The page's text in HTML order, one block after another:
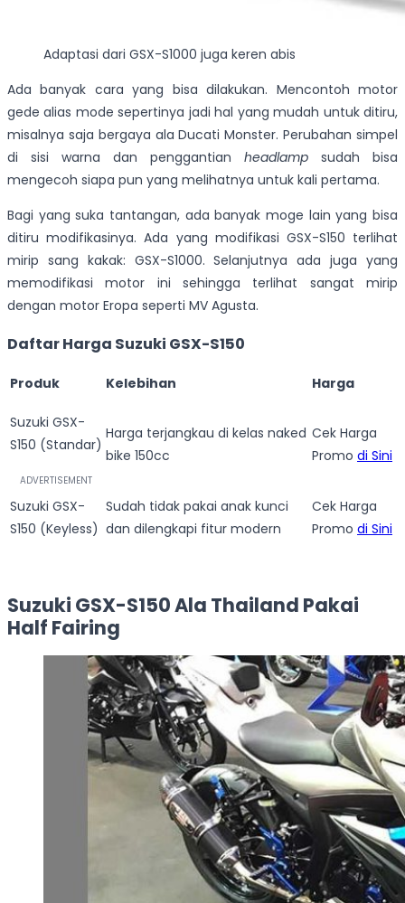
Adaptasi dari GSX-S1000 juga keren abis
Ada banyak cara yang bisa dilakukan. Mencontoh motor
gede alias mode sepertinya jadi hal yang mudah untuk ditiru,
misalnya saja bergaya ala Ducati Monster. Perubahan simpel
di sisi warna dan penggantian headlamp sudah bisa
mengecoh siapa pun yang melihatnya untuk kali pertama.
Bagi yang suka tantangan, ada banyak moge lain yang bisa
ditiru modifikasinya. Ada yang modifikasi GSX-S150 terlihat
mirip sang kakak: GSX-S1000. Selanjutnya ada juga yang
memodifikasi motor ini sehingga terlihat sangat mirip
dengan motor Eropa seperti MV Agusta.
Daftar Harga Suzuki GSX-S150
Produk Kelebihan Harga
Suzuki GSX-
S150 (Standar)
Harga terjangkau di kelas naked
bike 150cc
Cek Harga
Promo di Sini
Suzuki GSX-
S150 (Keyless)
Sudah tidak pakai anak kunci
dan dilengkapi fitur modern
Cek Harga
Promo di Sini
Suzuki GSX-S150 Ala Thailand Pakai
Half Fairing